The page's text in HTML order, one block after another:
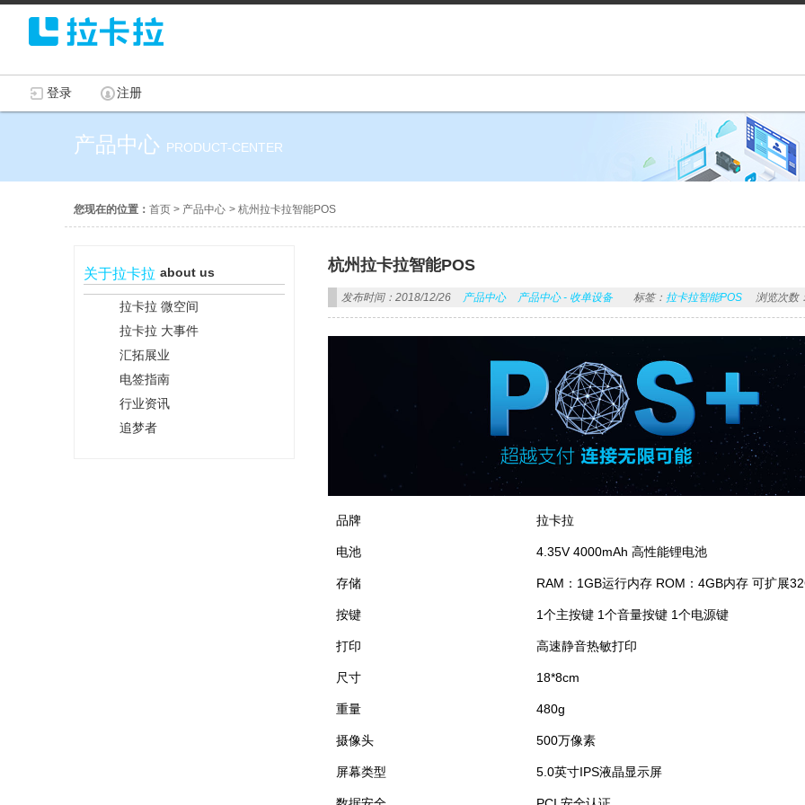
登录 注册
产品中心 PRODUCT-CENTER
您现在的位置： 首页 > 产品中心 > 杭州拉卡拉智能POS
关于拉卡拉 about us
拉卡拉 微空间
拉卡拉 大事件
汇拓展业
电签指南
行业资讯
追梦者
杭州拉卡拉智能POS
发布时间：2018/12/26 产品中心 产品中心 - 收单设备 标签： 拉卡拉智能POS 浏览次数
品牌 拉卡拉
电池 4.35V 4000mAh 高性能锂电池
存储 RAM：1GB运行内存 ROM：4GB内存 可扩展
按键 1个主按键 1个音量按键 1个电源键
打印 高速静音热敏打印
尺寸 18*8cm
重量 480g
摄像头 500万像素
屏幕类型 5.0英寸IPS液晶显示屏